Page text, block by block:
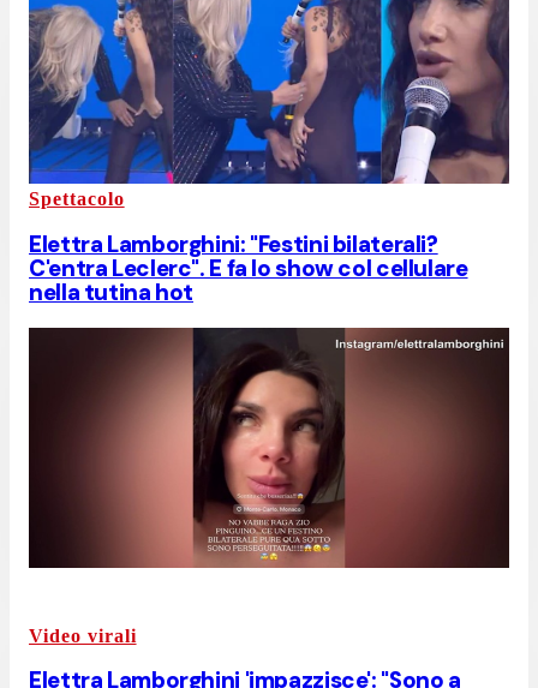
Spettacolo
Elettra Lamborghini: "Festini bilaterali?
C'entra Leclerc". E fa lo show col cellulare
nella tutina hot
Video virali
Elettra Lamborghini 'impazzisce': "Sono a